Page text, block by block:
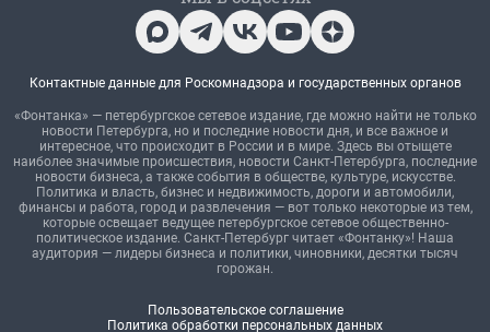
Контактные данные для Роскомнадзора и государственных органов
«Фонтанка» — петербургское сетевое издание, где можно найти не только
новости Петербурга, но и последние новости дня, и все важное и
интересное, что происходит в России и в мире. Здесь вы отыщете
наиболее значимые происшествия, новости Санкт-Петербурга, последние
новости бизнеса, а также события в обществе, культуре, искусстве.
Политика и власть, бизнес и недвижимость, дороги и автомобили,
финансы и работа, город и развлечения — вот только некоторые из тем,
которые освещает ведущее петербургское сетевое общественно-
политическое издание. Санкт-Петербург читает «Фонтанку»! Наша
аудитория — лидеры бизнеса и политики, чиновники, десятки тысяч
горожан.
Пользовательское соглашение
Политика обработки персональных данных